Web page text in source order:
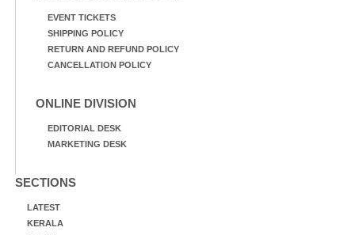
EVENT TICKETS
SHIPPING POLICY
RETURN AND REFUND POLICY
CANCELLATION POLICY
ONLINE DIVISION
EDITORIAL DESK
MARKETING DESK
SECTIONS
LATEST
KERALA